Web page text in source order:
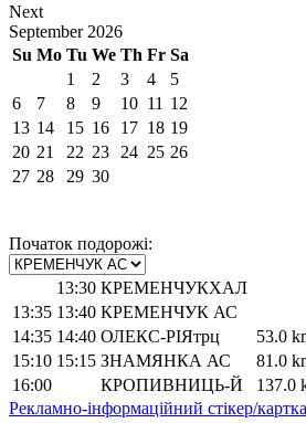
Next
September 2026
Su Mo Tu We Th Fr Sa
1
2 3 4
5
6
7 8 9 10 11 12
13 14 15 16 17 18 19
20 21 22 23 24 25 26
27 28 29 30
Початок подорожі:
13:30 КРЕМЕНЧУКХАЛ
13:35 13:40 КРЕМЕНЧУК АС
14:35 14:40 ОЛЕКС-РIЯтрц 53.0
15:10 15:15 ЗНАМЯНКА АС 81.0
16:00
КРОПИВНИЦЬ-Й 137.0
Рекламно-інформаційний стікер/